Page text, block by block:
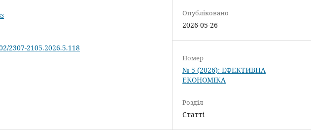
2307-2105.2026.5.118
Опубліковано
2026-05-26
Номер
№ 5 (2026): ЕФЕКТИВНА
ЕКОНОМІКА
Розділ
Статті